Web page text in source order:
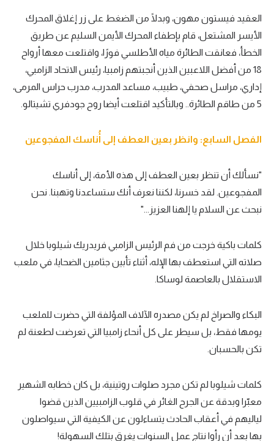
العقيد فيستون مهون، وبدلًا من الضغط على زر إغلاق المحرك
الأيسر المشتعل، قام بإطفاء المحرك الأيمن السليم عن طريق
الخطأ، فعانقت الطائرة مياه الأطلسي فورًا، واقتلعت معها أرواح
18 من أفضل اللاعبين الذين أنجبتهم زامبيا، رئيس الاتحاد الزامبي،
إداري، مراسل صحفي، طبيب، مساعد المدرب، مدرب حراس المرمى،
5 من طاقم الطائرة.. وبالتأكيد اقتلعت أيضا روح جودفري تشيتالو.
الفصل السابع: وانظر بعين العطف إلى أُناسك المفجوعين
"نسألك أن تنظر بعين العطف إلى هذه الأمة، إلى أناسك
المفجوعين. لقد خسرنا، لكننا نعرف أنك ستساعدنا وتهبنا. نحن
نبحث عن السلام يا إلهنا العزيز..."
كلمات باكية خرجت من فم الرئيس الزامبي فريدريك شيلوبا خلال
صلاته التي استعطف بها الإله، أثناء تأبين جثامين الضحايا، في ملعب
الاستقلال بالعاصمة لوساكا.
البكاء والصراخ لم يكن مصدره الآلاف المؤلفة التي حضرت للملعب
يومها فقط، بل سيطر على كل أنحاء زامبيا التي تعرضت لطعنة لم
تكن بالحسبان.
كلمات شيلوبا لم تكن مجرد صلوات روتينية، بل كان خطابه الشهير
معبّرا وبدقة عن الجرح الغائر في قلوب الزامبيين الذين قضوا
لياليهم في أعقاب الحادث يتساءلون عن الكيفية التي سيواصلون
بها بعد أن رأوا نتاج عمل السنوات يغرق بتلك السهولة!